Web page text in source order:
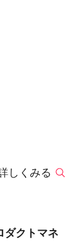
しくみる
ダクトマネ